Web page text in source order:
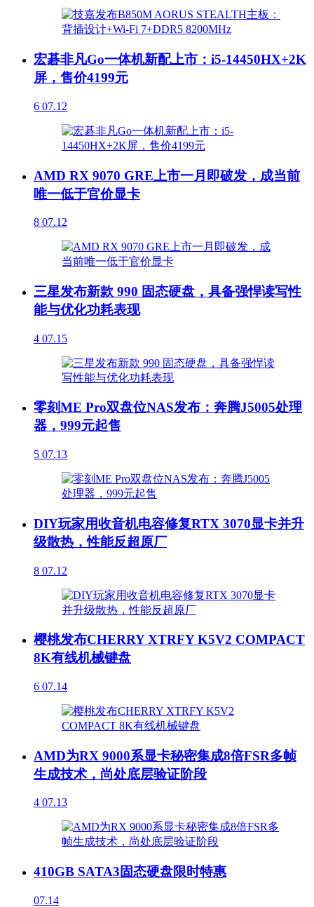
宏碁非凡Go一体机新配上市：i5-14450HX+2K
屏，售价4199元
6 07.12
AMD RX 9070 GRE上市一月即破发，成当前
唯一低于官价显卡
8 07.12
三星发布新款 990 固态硬盘，具备强悍读写性
能与优化功耗表现
4 07.15
零刻ME Pro双盘位NAS发布：奔腾J5005处理
器，999元起售
5 07.13
DIY玩家用收音机电容修复RTX 3070显卡并升
级散热，性能反超原厂
8 07.12
樱桃发布CHERRY XTRFY K5V2 COMPACT
8K有线机械键盘
6 07.14
AMD为RX 9000系显卡秘密集成8倍FSR多帧
生成技术，尚处底层验证阶段
4 07.13
410GB SATA3固态硬盘限时特惠
07.14